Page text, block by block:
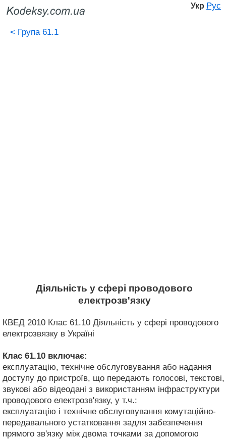
Укр Рус
< Група 61.1
Діяльність у сфері проводового
електрозв'язку
КВЕД 2010 Клас 61.10 Діяльність у сфері проводового
електрозвязку в Україні
Клас 61.10 включає:
експлуатацію, технічне обслуговування або надання
доступу до пристроїв, що передають голосові, текстові,
звукові або відеодані з використанням інфраструктури
проводового електрозв'язку, у т.ч.:
експлуатацію і технічне обслуговування комутаційно-
передавального устатковання задля забезпечення
прямого зв'язку між двома точками за допомогою